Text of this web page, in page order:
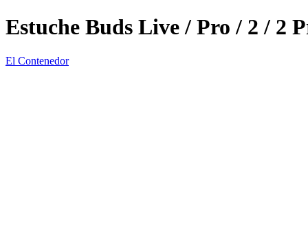
Estuche Buds Live / Pro / 2 / 2
El Contenedor